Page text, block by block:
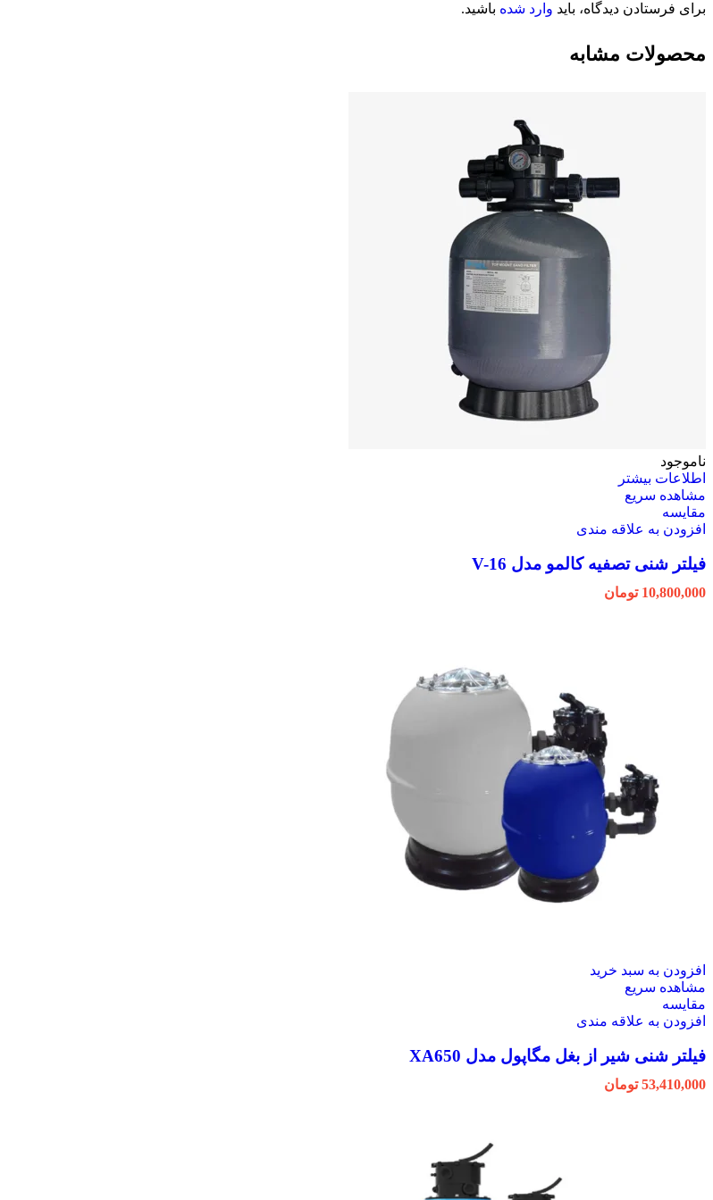
برای فرستادن دیدگاه، باید وارد شده باشید.
محصولات مشابه
ناموجود
اطلاعات بیشتر
مشاهده سریع
مقایسه
افزودن به علاقه مندی
فیلتر شنی تصفیه کالمو مدل V-16
10,800,000 تومان
افزودن به سبد خرید
مشاهده سریع
مقایسه
افزودن به علاقه مندی
فیلتر شنی شیر از بغل مگاپول مدل XA650
53,410,000 تومان